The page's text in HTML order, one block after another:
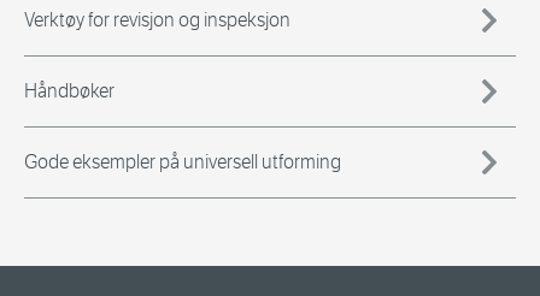
Verktøy for revisjon og inspeksjon
Håndbøker
Gode eksempler på universell utforming